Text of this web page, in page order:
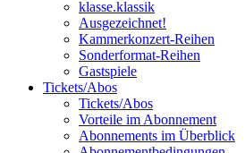
klasse.klassik
Ausgezeichnet!
Kammerkonzert-Reihen
Sonderformat-Reihen
Gastspiele
Tickets/Abos
Tickets/Abos
Vorteile im Abonnement
Abonnements im Überblick